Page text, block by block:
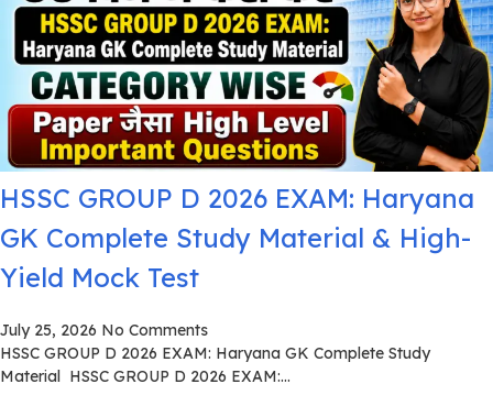
HSSC GROUP D 2026 EXAM: Haryana
GK Complete Study Material & High-
Yield Mock Test
July 25, 2026 No Comments
HSSC GROUP D 2026 EXAM: Haryana GK Complete Study
Material HSSC GROUP D 2026 EXAM:...